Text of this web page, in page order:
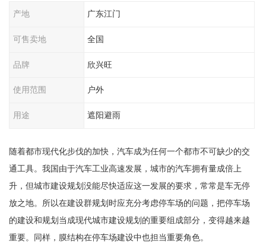
产地 广东江门
可售卖地 全国
品牌 欣兴旺
使用范围 户外
用途 遮阳避雨
随着都市现代化步伐的加快，汽车成为任何一个都市不可缺少的交
通工具。我国由于汽车工业高速发展，城市的汽车拥有量成倍上
升，但城市建设规划没能尽快适应这一发展的要求，常常是车无停
放之地。所以在建设群规划时应充分考虑停车场的问题，把停车场
的建设和规划当成现代城市建设规划的重要组成部分，变得越来越
重要。同样，膜结构在停车场建设中也担当重要角色。